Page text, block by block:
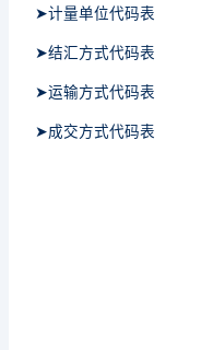
➤计量单位代码表
➤结汇方式代码表
➤运输方式代码表
➤成交方式代码表